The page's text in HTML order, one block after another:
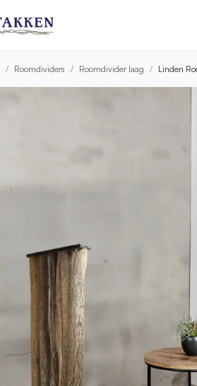
Roomdividers Roomdivider laag Linden